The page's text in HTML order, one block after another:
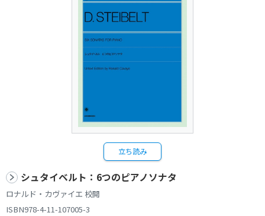
立ち読み
シュタイベルト：6つのピアノソナタ
ロナルド・カヴァイエ 校閲
ISBN978-4-11-107005-3